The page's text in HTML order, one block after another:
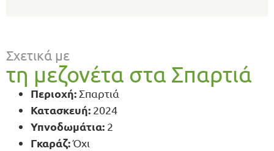
Σχετικά με
τη μεζονέτα στα Σπαρτιά
Περιοχή: Σπαρτιά
Κατασκευή: 2024
Υπνοδωμάτια: 2
Γκαράζ:Όχι